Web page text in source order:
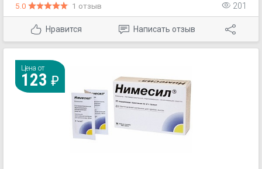
гиалуроновой кислоты. Помогает сохранить
оптимальный уровень увлажнения кожи, замедлить
процессы старения и формирования морщин,
улучшает тургор кожи, обеспечивает отличное
5.0 1 отзыв 201
Нравится Написать отзыв
Цена от
123